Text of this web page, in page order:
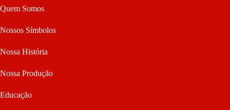
Quem Somos
Nossos Símbolos
Nossa História
Nossa Produção
Educação